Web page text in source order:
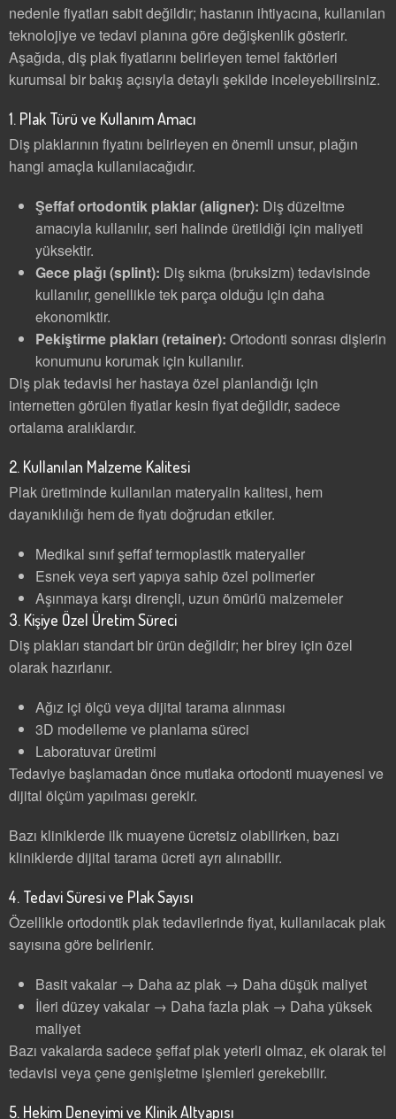
nedenle fiyatları sabit değildir; hastanın ihtiyacına, kullanılan
teknolojiye ve tedavi planına göre değişkenlik gösterir.
Aşağıda, diş plak fiyatlarını belirleyen temel faktörleri
kurumsal bir bakış açısıyla detaylı şekilde inceleyebilirsiniz.
1. Plak Türü ve Kullanım Amacı
Diş plaklarının fiyatını belirleyen en önemli unsur, plağın
hangi amaçla kullanılacağıdır.
Şeffaf ortodontik plaklar (aligner): Diş düzeltme
amacıyla kullanılır, seri halinde üretildiği için maliyeti
yüksektir.
Gece plağı (splint): Diş sıkma (bruksizm) tedavisinde
kullanılır, genellikle tek parça olduğu için daha
ekonomiktir.
Pekiştirme plakları (retainer): Ortodonti sonrası dişlerin
konumunu korumak için kullanılır.
Diş plak tedavisi her hastaya özel planlandığı için
internetten görülen fiyatlar kesin fiyat değildir, sadece
ortalama aralıklardır.
2. Kullanılan Malzeme Kalitesi
Plak üretiminde kullanılan materyalin kalitesi, hem
dayanıklılığı hem de fiyatı doğrudan etkiler.
Medikal sınıf şeffaf termoplastik materyaller
Esnek veya sert yapıya sahip özel polimerler
Aşınmaya karşı dirençli, uzun ömürlü malzemeler
3. Kişiye Özel Üretim Süreci
Diş plakları standart bir ürün değildir; her birey için özel
olarak hazırlanır.
Ağız içi ölçü veya dijital tarama alınması
3D modelleme ve planlama süreci
Laboratuvar üretimi
Tedaviye başlamadan önce mutlaka ortodonti muayenesi ve
dijital ölçüm yapılması gerekir.
Bazı kliniklerde ilk muayene ücretsiz olabilirken, bazı
kliniklerde dijital tarama ücreti ayrı alınabilir.
4. Tedavi Süresi ve Plak Sayısı
Özellikle ortodontik plak tedavilerinde fiyat, kullanılacak plak
sayısına göre belirlenir.
Basit vakalar → Daha az plak → Daha düşük maliyet
İleri düzey vakalar → Daha fazla plak → Daha yüksek
maliyet
Bazı vakalarda sadece şeffaf plak yeterli olmaz, ek olarak tel
tedavisi veya çene genişletme işlemleri gerekebilir.
5. Hekim Deneyimi ve Klinik Altyapısı